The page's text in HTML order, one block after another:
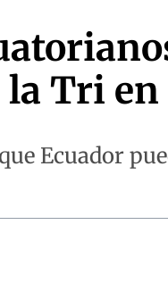
Tri
Ecuador